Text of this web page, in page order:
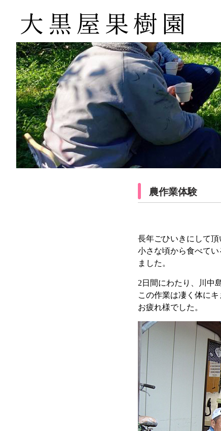
農作業体験
長年ごひいきにして頂
小さな頃から食べて
ました。
2日間にわたり、川中
この作業は凄く体にキ
お疲れ様でした。